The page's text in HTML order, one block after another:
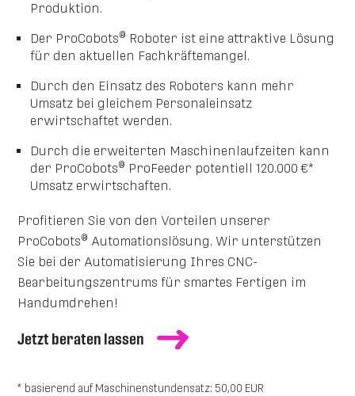
Produktion.
Der ProCobots® Roboter ist eine attraktive Lösung
für den aktuellen Fachkräftemangel.
Durch den Einsatz des Roboters kann mehr
Umsatz bei gleichem Personaleinsatz
erwirtschaftet werden.
Durch die erweiterten Maschinenlaufzeiten kann
der ProCobots® ProFeeder potentiell 120.000 €*
Umsatz erwirtschaften.
Profitieren Sie von den Vorteilen unserer
ProCobots® Automationslösung. Wir unterstützen
Sie bei der Automatisierung Ihres CNC-
Bearbeitungszentrums für smartes Fertigen im
Handumdrehen!
Jetzt beraten lassen
* basierend auf Maschinenstundensatz: 50,00 EUR